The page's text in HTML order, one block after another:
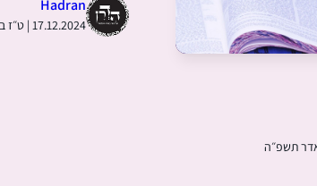
Hadran
17.12.2024 | ט״ז בכסלו תשפ״ה